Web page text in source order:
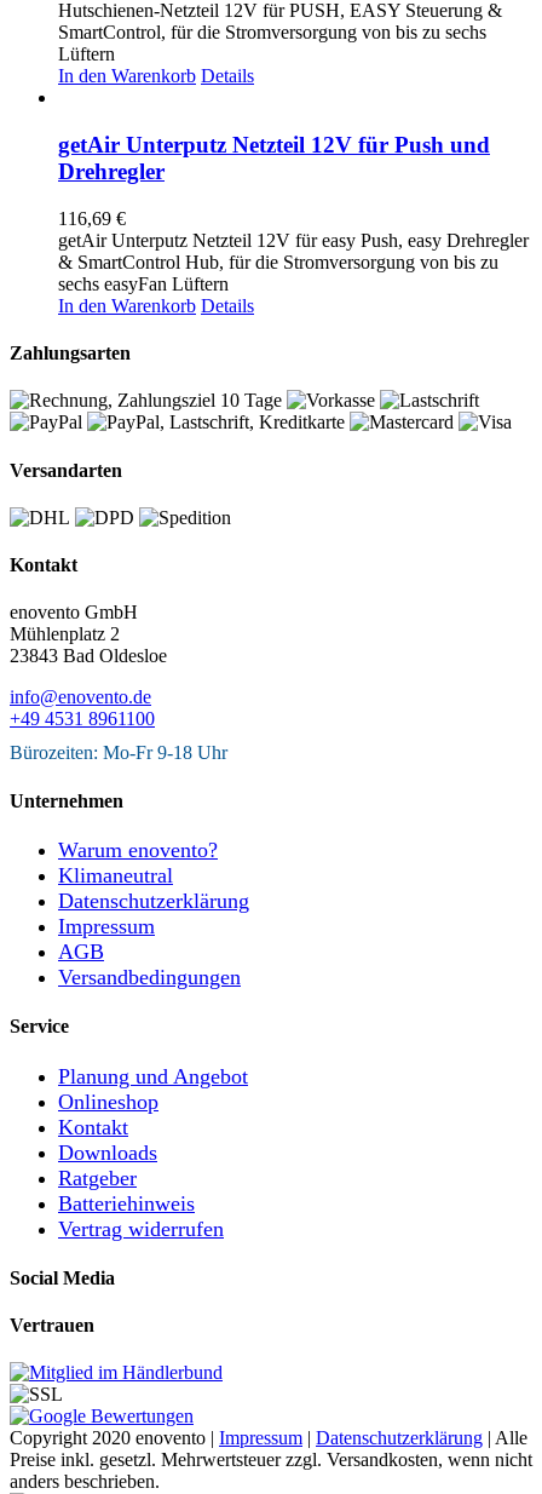
Hutschienen-Netzteil 12V für PUSH, EASY Steuerung &
SmartControl, für die Stromversorgung von bis zu sechs
Lüftern
In den Warenkorb Details
getAir Unterputz Netzteil 12V für Push und
Drehregler
116,69 €
getAir Unterputz Netzteil 12V für easy Push, easy Drehregler
& SmartControl Hub, für die Stromversorgung von bis zu
sechs easyFan Lüftern
In den Warenkorb Details
Zahlungsarten
Versandarten
Kontakt
enovento GmbH
Mühlenplatz 2
23843 Bad Oldesloe
info@enovento.de
+49 4531 8961100
Bürozeiten: Mo-Fr 9-18 Uhr
Unternehmen
Warum enovento?
Klimaneutral
Datenschutzerklärung
Impressum
AGB
Versandbedingungen
Service
Planung und Angebot
Onlineshop
Kontakt
Downloads
Ratgeber
Batteriehinweis
Vertrag widerrufen
Social Media
Vertrauen
Copyright 2020 enovento | Impressum | Datenschutzerklärung | Alle
Preise inkl. gesetzl. Mehrwertsteuer zzgl. Versandkosten, wenn nicht
anders beschrieben.